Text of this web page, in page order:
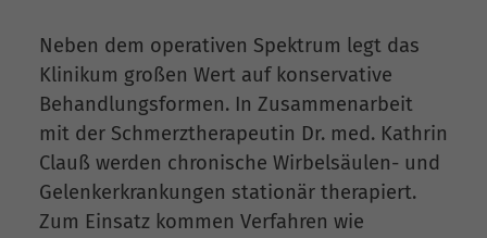
Neben dem operativen Spektrum legt das
Klinikum großen Wert auf konservative
Behandlungsformen. In Zusammenarbeit
mit der Schmerztherapeutin Dr. med. Kathrin
Clauß werden chronische Wirbelsäulen- und
Gelenkerkrankungen stationär therapiert.
Zum Einsatz kommen Verfahren wie